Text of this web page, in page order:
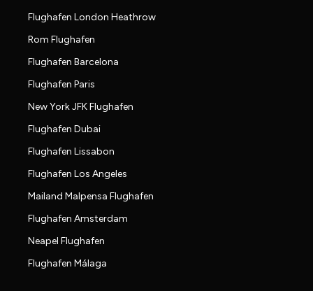
Flughafen London Heathrow
Rom Flughafen
Flughafen Barcelona
Flughafen Paris
New York JFK Flughafen
Flughafen Dubai
Flughafen Lissabon
Flughafen Los Angeles
Mailand Malpensa Flughafen
Flughafen Amsterdam
Neapel Flughafen
Flughafen Málaga